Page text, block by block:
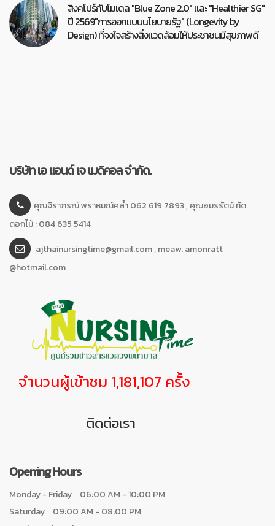
สิงคโปร์กับโมเดล "Blue Zone 2.0" และ "Healthier SG"
ปี 2569"การออกแบบนโยบายรัฐ" (Longevity by
Design) ที่จงใจสร้างสิ่งแวดล้อมให้ประชาชนมีสุขภาพดี
บริษัท เอ แอนด์ เจ เมดิคอล จำกัด.
คุณจิราภรณ์ พราหมณ์คล้ำ 062 619 7893 , คุณอมรรัตน์ ทัด
ดอกไม้ : 084 635 5414
ajthainursingtime@gmail.com , meaw. amonratt
@hotmail.com
จำนวนผู้เข้าชม 1,181,107 ครั้ง
ติดต่อเรา
Opening Hours
Monday - Friday
06:00 AM - 10:00 PM
Saturday
09:00 AM - 08:00 PM